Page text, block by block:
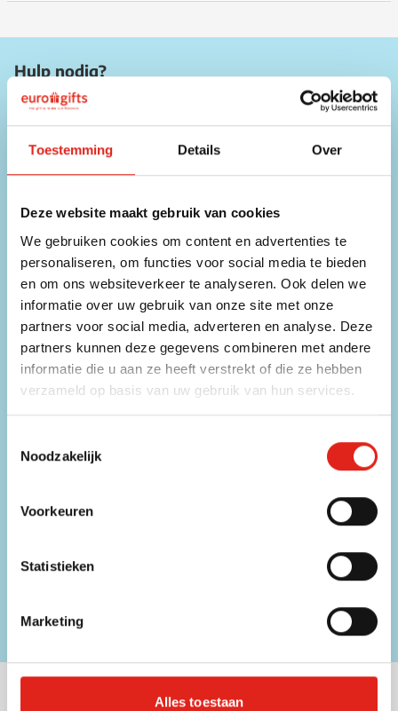
Toestemming Details Over
Deze website maakt gebruik van cookies
We gebruiken cookies om content en advertenties te
personaliseren, om functies voor social media te bieden
en om ons websiteverkeer te analyseren. Ook delen we
informatie over uw gebruik van onze site met onze
partners voor social media, adverteren en analyse. Deze
partners kunnen deze gegevens combineren met andere
informatie die u aan ze heeft verstrekt of die ze hebben
verzameld op basis van uw gebruik van hun services.
Noodzakelijk
Voorkeuren
Statistieken
Marketing
Alles toestaan
Hulp nodig?
Onze medewerkers zijn beschikbaar op onderstaande
contactgegevens!
Direct contact met een medewerker
E-mailadres
info@eurogifts.be
FAQ
Bekijk de veelgestelde vragen
Schrijf u in voor onze nieuwsbrief.
Schrijf u
Privacybeleiden de
Servicevoorwaarden
Blijf op de hoogte van promoties en kortingen